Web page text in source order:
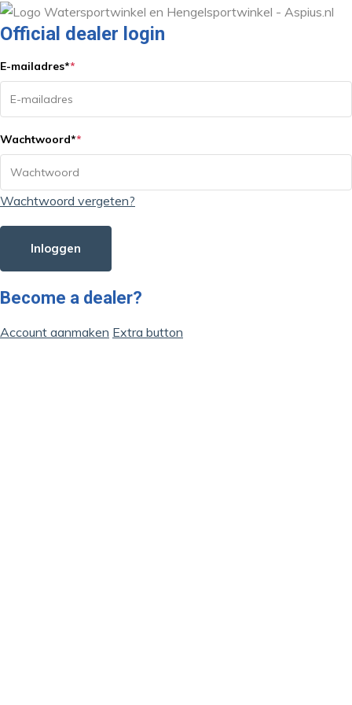
Official dealer login
E-mailadres**
Wachtwoord**
Wachtwoord vergeten?
Inloggen
Become a dealer?
Account aanmaken Extra button